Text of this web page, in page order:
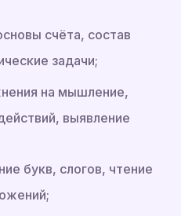
счёта, состав
задачи;
на мышление,
выявление
букв, слогов, чтение